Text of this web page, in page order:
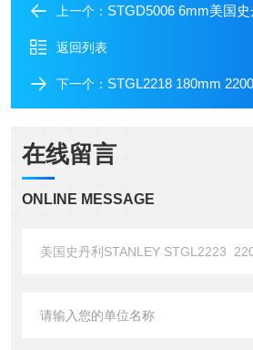
上一个： STGD5006 6mm美国史丹利
返回列表
下一个： STGL2218 180mm 2200W美国史丹
在线留言
ONLINE MESSAGE